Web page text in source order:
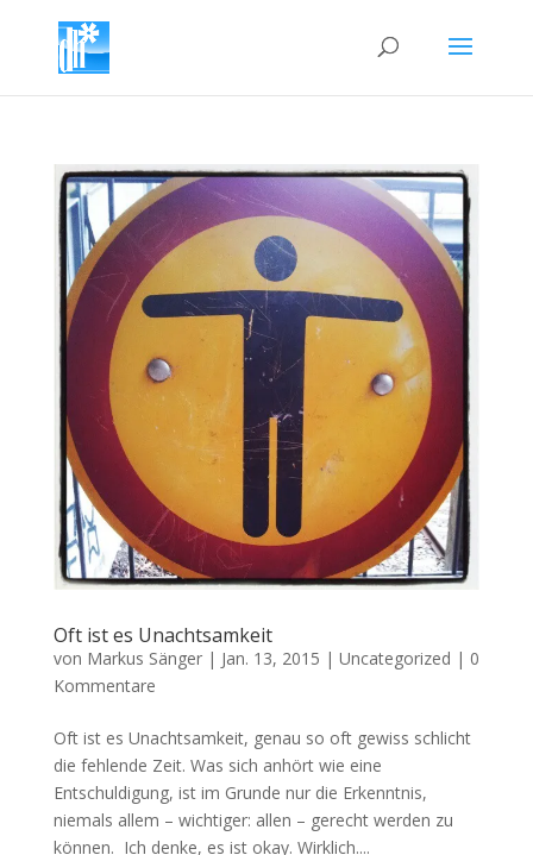
Oft ist es Unachtsamkeit
von Markus Sänger| Jan. 13, 2015 | Uncategorized | 0
Kommentare
Oft ist es Unachtsamkeit, genau so oft gewiss schlicht
die fehlende Zeit. Was sich anhört wie eine
Entschuldigung, ist im Grunde nur die Erkenntnis,
niemals allem – wichtiger: allen – gerecht werden zu
können. Ich denke, es ist okay. Wirklich....